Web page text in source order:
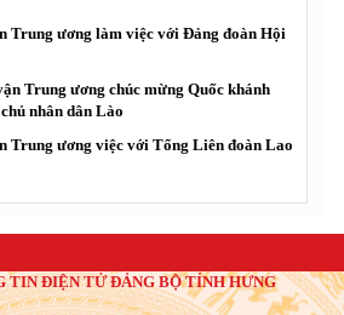
Trung ương làm việc với Đảng đoàn Hội
Trung ương chúc mừng Quốc khánh
nhân dân Lào
Trung ương việc với Tổng Liên đoàn Lao
TIN ĐIỆN TỬ ĐẢNG BỘ TỈNH HƯNG